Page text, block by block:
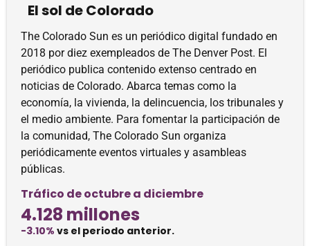
El sol de Colorado
The Colorado Sun es un periódico digital fundado en
2018 por diez exempleados de The Denver Post. El
periódico publica contenido extenso centrado en
noticias de Colorado. Abarca temas como la
economía, la vivienda, la delincuencia, los tribunales y
el medio ambiente. Para fomentar la participación de
la comunidad, The Colorado Sun organiza
periódicamente eventos virtuales y asambleas
públicas.
Tráfico de octubre a diciembre
4.128 millones
-3.10% vs el periodo anterior.